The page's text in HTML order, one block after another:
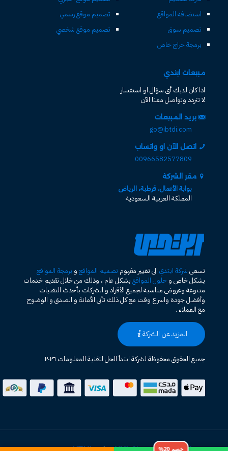
استضافة المواقع
تصميم سوق
برمجة حراج خاص
تصميم موقع رسمي
تصميم موقع شخصي
مبيعات ابتدي
اذا كان لديك أى سؤال او استفسار
لا تتردد وتواصل معنا الآن
بريد المبيعات
go@ibtdi.com
اتصل الآن او واتساب
00966582577809
مقر الشركة
بوابة الأعمال، قرطبة، الرياض
المملكة العربية السعودية
خصم 20%
تسعى شركة ابتدي الى تغيير مفهوم تصميم المواقع و برمجة المواقع
بشكل خاص و حلول المواقع بشكل عام ، وذلك من خلال تقديم خدمات
متنوعة وعروض مناسبة لجميع الأفراد و الشركات بأحدث التقنيات
وأفضل جودة واسرع وقت مع كل ذلك تأتى الأمانة و الصدق و الوضوح
مع العملاء .
المزيد عن الشركة
جميع الحقوق محفوظة لشركة ابتدأ الحل لتقنية المعلومات ٢٠٢٦